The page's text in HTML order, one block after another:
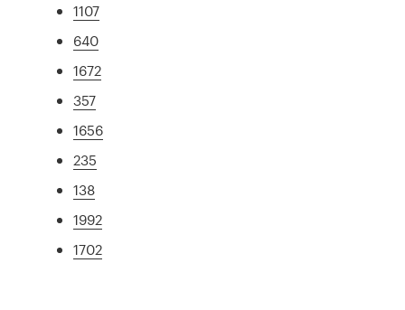
1107
640
1672
357
1656
235
138
1992
1702